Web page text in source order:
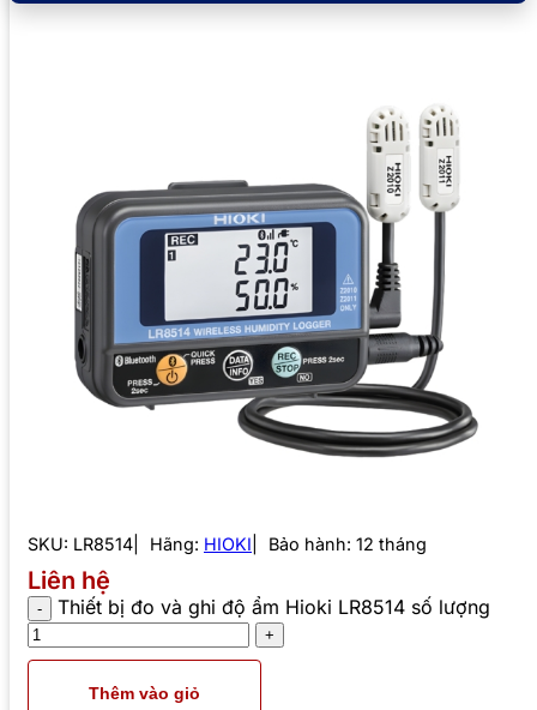
SKU: LR8514 Hãng: HIOKI Bảo hành: 12 tháng
Liên hệ
Thiết bị đo và ghi độ ẩm Hioki LR8514 số lượng
Thêm vào giỏ